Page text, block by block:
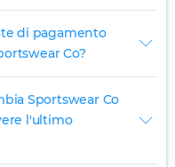
di pagamento
Co?
Sportswear Co
l'ultimo